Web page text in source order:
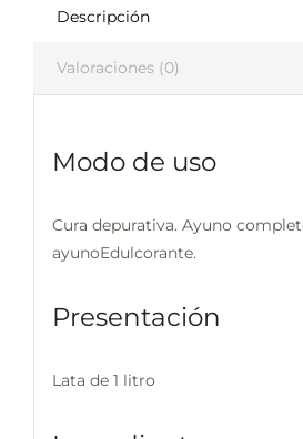
Descripción
Valoraciones (0)
Modo de uso
Cura depurativa. Ayuno
ayunoEdulcorante.
Presentación
Lata de 1 litro